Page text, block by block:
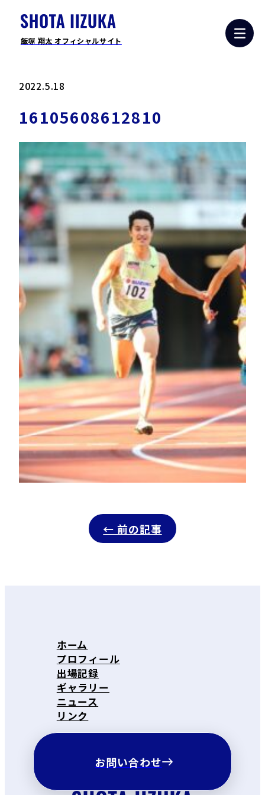
飯塚 翔太 オフィシャルサイト
2022.5.18
16105608612810
← 前の記事
ホーム
プロフィール
出場記録
ギャラリー
ニュース
リンク
お問い合わせ